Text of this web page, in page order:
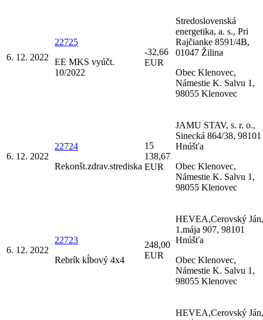
6. 12. 2022
22725
EE MKS vyúčt.
10/2022
-32,66
EUR
Stredoslovenská
energetika, a. s., Pri
Rajčianke 8591/4B,
01047 Žilina
Obec Klenovec,
Námestie K. Salvu 1,
98055 Klenovec
6. 12. 2022
22724
Rekonšt.zdrav.strediska
15
138,67
EUR
JAMU STAV, s. r. o.,
Sinecká 864/38, 98101
Hnúšťa
Obec Klenovec,
Námestie K. Salvu 1,
98055 Klenovec
6. 12. 2022
22723
Rebrík kĺbový 4x4
248,00
EUR
HEVEA,Cerovský Ján,
1.mája 907, 98101
Hnúšťa
Obec Klenovec,
Námestie K. Salvu 1,
98055 Klenovec
HEVEA,Cerovský Ján,